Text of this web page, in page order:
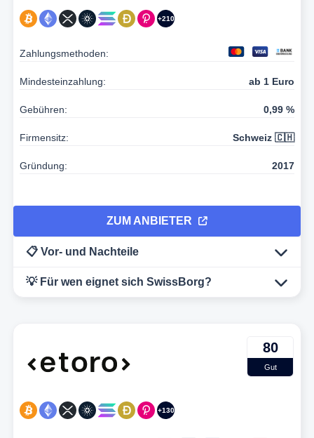
+210
Zahlungsmethoden:
Mindesteinzahlung: ab 1 Euro
Gebühren: 0,99 %
Firmensitz: Schweiz 🇨🇭
Gründung: 2017
ZUM ANBIETER
📋 Vor- und Nachteile
💡 Für wen eignet sich SwissBorg?
80
Gut
+130